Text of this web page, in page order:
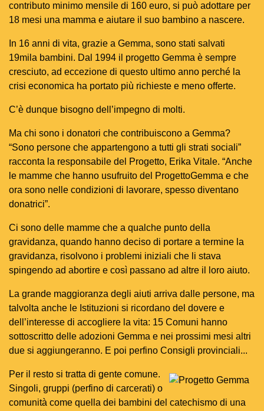
contributo minimo mensile di 160 euro, si può adottare per
18 mesi una mamma e aiutare il suo bambino a nascere.
In 16 anni di vita, grazie a Gemma, sono stati salvati
19mila bambini. Dal 1994 il progetto Gemma è sempre
cresciuto, ad eccezione di questo ultimo anno perché la
crisi economica ha portato più richieste e meno offerte.
C’è dunque bisogno dell’impegno di molti.
Ma chi sono i donatori che contribuiscono a Gemma?
“Sono persone che appartengono a tutti gli strati sociali”
racconta la responsabile del Progetto, Erika Vitale. “Anche
le mamme che hanno usufruito del ProgettoGemma e che
ora sono nelle condizioni di lavorare, spesso diventano
donatrici”.
Ci sono delle mamme che a qualche punto della
gravidanza, quando hanno deciso di portare a termine la
gravidanza, risolvono i problemi iniziali che li stava
spingendo ad abortire e così passano ad altre il loro aiuto.
La grande maggioranza degli aiuti arriva dalle persone, ma
talvolta anche le Istituzioni si ricordano del dovere e
dell’interesse di accogliere la vita: 15 Comuni hanno
sottoscritto delle adozioni Gemma e nei prossimi mesi altri
due si aggiungeranno. E poi perfino Consigli provinciali...
Per il resto si tratta di gente comune.
Singoli, gruppi (perfino di carcerati) o
comunità come quella dei bambini del catechismo di una